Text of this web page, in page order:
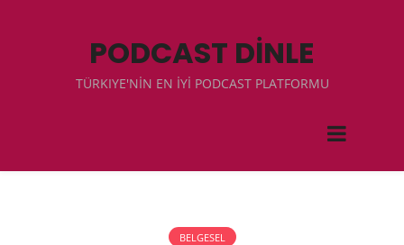
PODCAST DİNLE
TÜRKIYE'NİN EN İYİ PODCAST PLATFORMU
BELGESEL